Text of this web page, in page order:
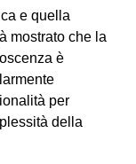
e quella
mostrato che la
è
per
della